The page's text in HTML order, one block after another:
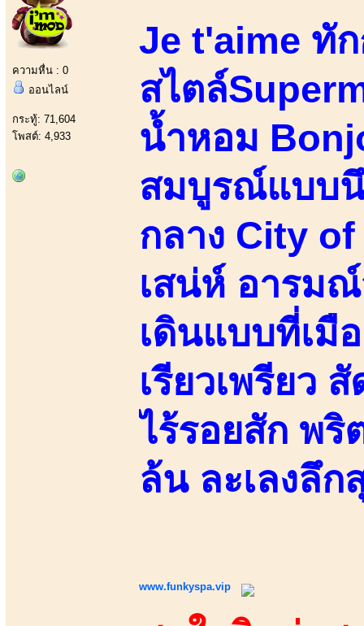
ความหื่น : 0
ออนไลน์
กระทู้: 71,604
โพสต์: 4,933
Je t'aime ทั
สไตล์
น้ำหอม
สมบูรณ์แบบ
กลาง City
เสน่ห์ อารม
เดินแบบที่เมื
เรียวเพรียว
ไร้รอยสัก พริ
ล้น ละเลงลึ
www.funkyspa.vip